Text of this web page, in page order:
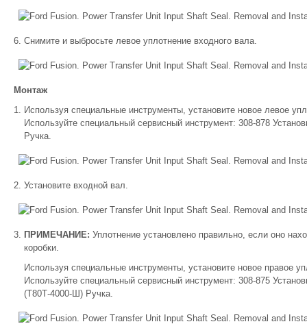
Снимите и выбросьте левое уплотнение входного вала.
Монтаж
Используя специальные инструменты, установите новое левое
Используйте специальный сервисный инструмент: 308-878
Ручка.
Установите входной вал.
ПРИМЕЧАНИЕ: Уплотнение установлено правильно, если оно
коробки.
Используя специальные инструменты, установите новое правое
Используйте специальный сервисный инструмент: 308-875
(Т80Т-4000-Ш) Ручка.